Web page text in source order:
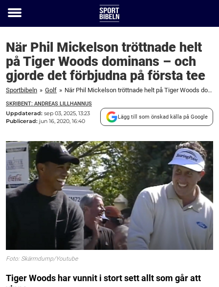
Toggle
När Phil Mickelson tröttnade helt
på Tiger Woods dominans – och
gjorde det förbjudna på första tee
Sportbibeln » Golf » När Phil Mickelson tröttnade helt på Tiger Woods dominans – och gjorde det förbjudna på första tee
SKRIBENT: ANDREAS LILLHANNUS
Uppdaterad: sep 03, 2025, 13:23
Publicerad: jun 16, 2020, 16:40
Lägg till som önskad källa på Google
Foto: Skärmdump/Youtube
Tiger Woods har vunnit i stort sett allt som går att